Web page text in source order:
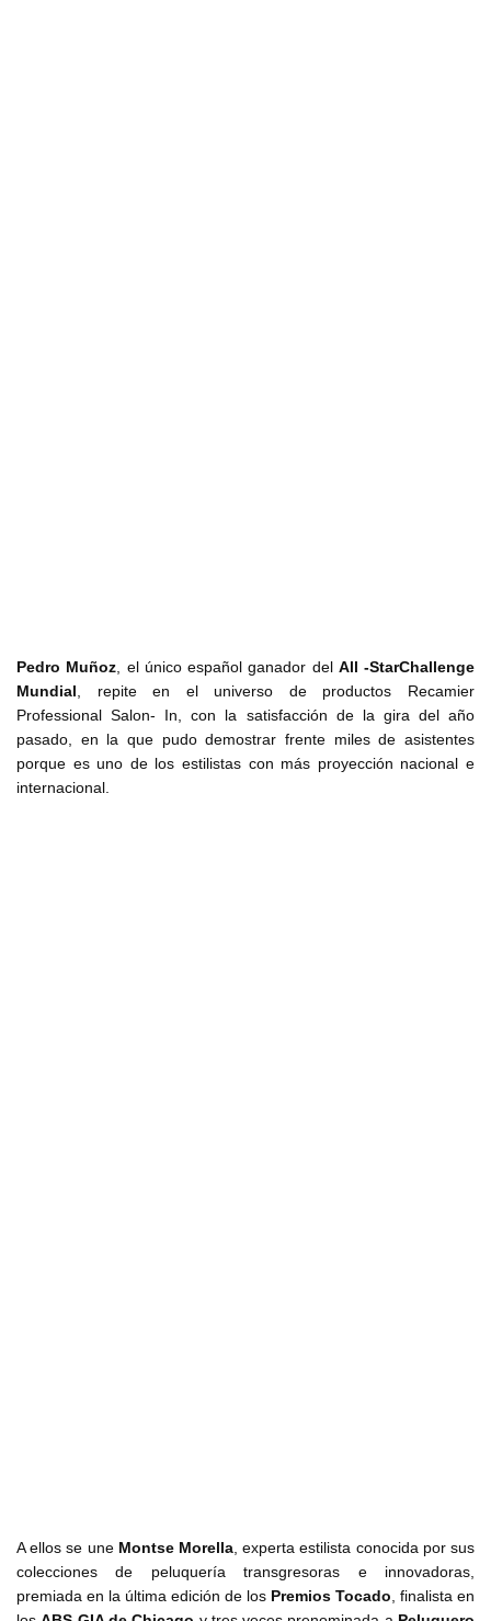
Pedro Muñoz , el único español ganador del All -StarChallenge
Mundial , repite en el universo de productos Recamier
Professional Salon- In, con la satisfacción de la gira del año
pasado, en la que pudo demostrar frente miles de asistentes
porque es uno de los estilistas con más proyección nacional e
internacional.
A ellos se une Montse Morella , experta estilista conocida por sus
colecciones de peluquería transgresoras e innovadoras,
premiada en la última edición de los Premios Tocado , finalista en